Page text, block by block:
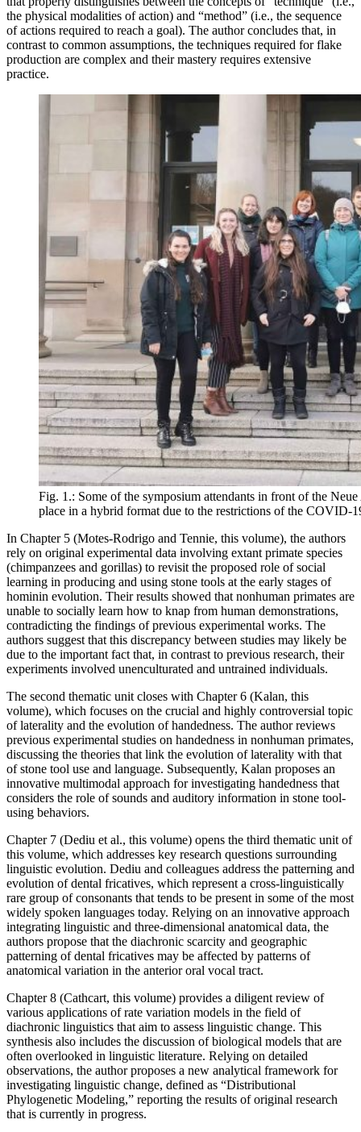
the physical modalities of action) and “method” (i.e., the sequence
of actions required to reach a goal). The author concludes that, in
contrast to common assumptions, the techniques required for flake
production are complex and their mastery requires extensive
practice.
Fig. 1.: Some of the symposium attendants in front of the
place in a hybrid format due to the restrictions of the COVID-
In Chapter 5 (Motes-Rodrigo and Tennie, this volume), the authors
rely on original experimental data involving extant primate species
(chimpanzees and gorillas) to revisit the proposed role of social
learning in producing and using stone tools at the early stages of
hominin evolution. Their results showed that nonhuman primates are
unable to socially learn how to knap from human demonstrations,
contradicting the findings of previous experimental works. The
authors suggest that this discrepancy between studies may likely be
due to the important fact that, in contrast to previous research, their
experiments involved unenculturated and untrained individuals.
The second thematic unit closes with Chapter 6 (Kalan, this
volume), which focuses on the crucial and highly controversial topic
of laterality and the evolution of handedness. The author reviews
previous experimental studies on handedness in nonhuman primates,
discussing the theories that link the evolution of laterality with that
of stone tool use and language. Subsequently, Kalan proposes an
innovative multimodal approach for investigating handedness that
considers the role of sounds and auditory information in stone tool-
using behaviors.
Chapter 7 (Dediu et al., this volume) opens the third thematic unit of
this volume, which addresses key research questions surrounding
linguistic evolution. Dediu and colleagues address the patterning and
evolution of dental fricatives, which represent a cross-linguistically
rare group of consonants that tends to be present in some of the most
widely spoken languages today. Relying on an innovative approach
integrating linguistic and three-dimensional anatomical data, the
authors propose that the diachronic scarcity and geographic
patterning of dental fricatives may be affected by patterns of
anatomical variation in the anterior oral vocal tract.
Chapter 8 (Cathcart, this volume) provides a diligent review of
various applications of rate variation models in the field of
diachronic linguistics that aim to assess linguistic change. This
synthesis also includes the discussion of biological models that are
often overlooked in linguistic literature. Relying on detailed
observations, the author proposes a new analytical framework for
investigating linguistic change, defined as “Distributional
Phylogenetic Modeling,” reporting the results of original research
that is currently in progress.